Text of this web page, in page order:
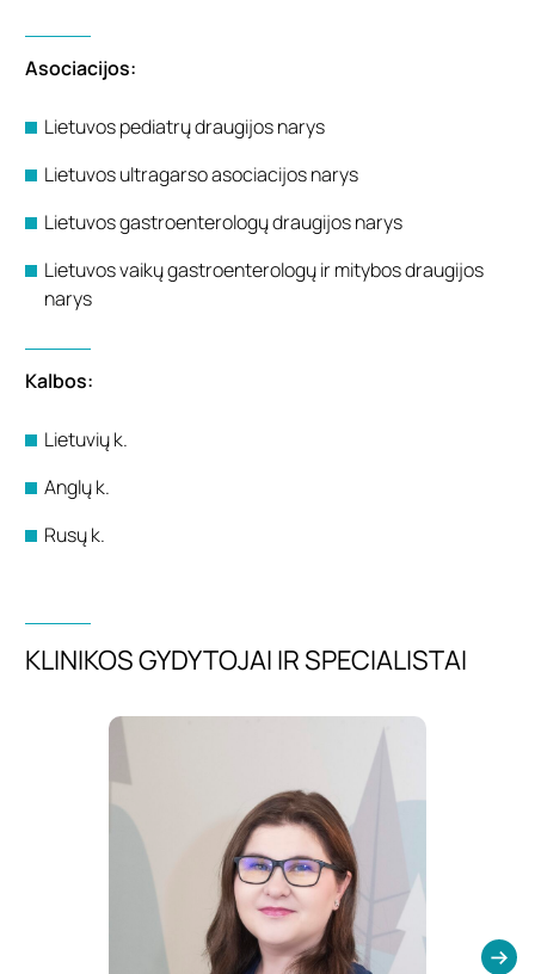
Asociacijos:
Lietuvos pediatrų draugijos narys
Lietuvos ultragarso asociacijos narys
Lietuvos gastroenterologų draugijos narys
Lietuvos vaikų gastroenterologų ir mitybos draugijos
narys
Kalbos:
Lietuvių k.
Anglų k.
Rusų k.
KLINIKOS GYDYTOJAI IR SPECIALISTAI